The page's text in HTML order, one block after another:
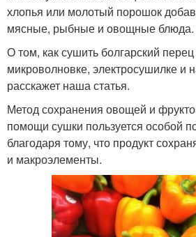
хлопья или молотый порошок
мясные, рыбные и овощные блюда.
О том, как сушить болгарский
микроволновке, электросушилке и
расскажет наша статья.
Метод сохранения овощей и
помощи сушки пользуется особой
благодаря тому, что продукт
и макроэлементы.